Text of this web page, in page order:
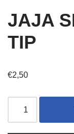
JAJA
TIP
€2,50